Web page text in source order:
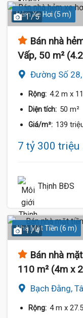
Hẻm Xe Hơi (5 m)
1 / 5
Bán nhà
Vấp, 50 m²
Đường Số 28,
Rộng: 4.2 m x
Diện tích: 50 m²
Giá/m²: 139
7 tỷ 300 triệu
Thịnh BĐS
Nhà Mặt Tiền (6 m)
1 / 4
Bán nhà
110 m² (4m x
Bạch Đằng,
Rộng: 4 m x